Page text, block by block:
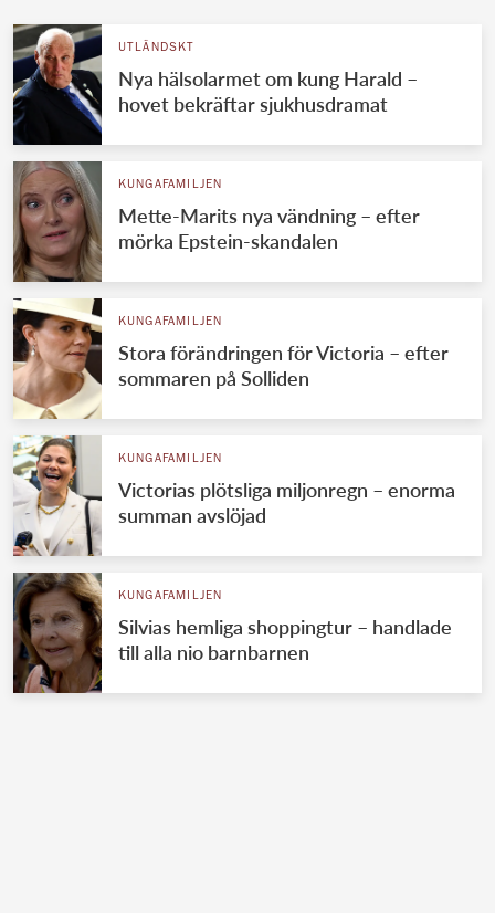
UTLÄNDSKT
Nya hälsolarmet om kung Harald –
hovet bekräftar sjukhusdramat
KUNGAFAMILJEN
Mette-Marits nya vändning – efter
mörka Epstein-skandalen
KUNGAFAMILJEN
Stora förändringen för Victoria – efter
sommaren på Solliden
KUNGAFAMILJEN
Victorias plötsliga miljonregn – enorma
summan avslöjad
KUNGAFAMILJEN
Silvias hemliga shoppingtur – handlade
till alla nio barnbarnen